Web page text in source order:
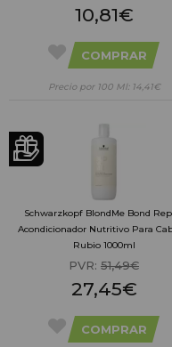
10,81€
COMPRAR
Precio por 100 Ml: 14,41€
Schwarzkopf BlondMe Bond
Acondicionador Nutritivo Para
Rubio 1000ml
PVR: 51,49€
27,45€
COMPRAR